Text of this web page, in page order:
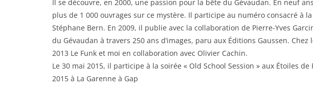
Il se découvre, en 2000, une passion pour la bête du Gévaudan. En neuf
plus de 1 000 ouvrages sur ce mystère. Il participe au numéro consacré à
Stéphane Bern. En 2009, il publie avec la collaboration de Pierre-Yves
du Gévaudan à travers 250 ans d’images, paru aux Éditions Gaussen.
2013 Le Funk et moi en collaboration avec Olivier Cachin.
Le 30 mai 2015, il participe à la soirée « Old School Session » aux Étoiles
2015 à La Garenne à Gap